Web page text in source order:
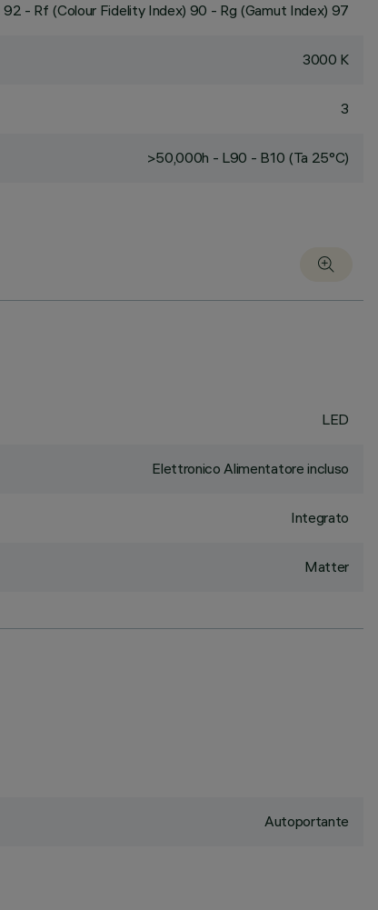
92 - Rf (Colour Fidelity Index) 90 - Rg (Gamut Index) 97
3000 K
3
>50,000h - L90 - B10 (Ta 25°C)
LED
Elettronico Alimentatore incluso
Integrato
Matter
Autoportante